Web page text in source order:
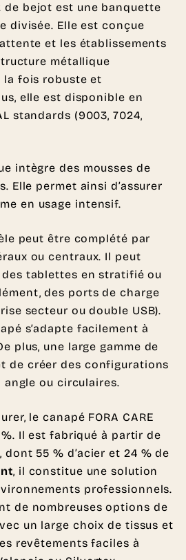
de bejot est une banquette
divisée. Elle est conçue
et les établissements
métallique
la fois robuste et
elle est disponible en
standards (9003, 7024,
intègre des mousses de
Elle permet ainsi d’assurer
en usage intensif.
peut être complété par
ou centraux. Il peut
tablettes en stratifié ou
des ports de charge
secteur ou double USB).
s’adapte facilement à
plus, une large gamme de
de créer des configurations
angle ou circulaires.
le canapé FORA CARE
Il est fabriqué à partir de
55 % d’acier et 24 % de
, il constitue une solution
professionnels.
de nombreuses options de
un large choix de tissus et
revêtements faciles à